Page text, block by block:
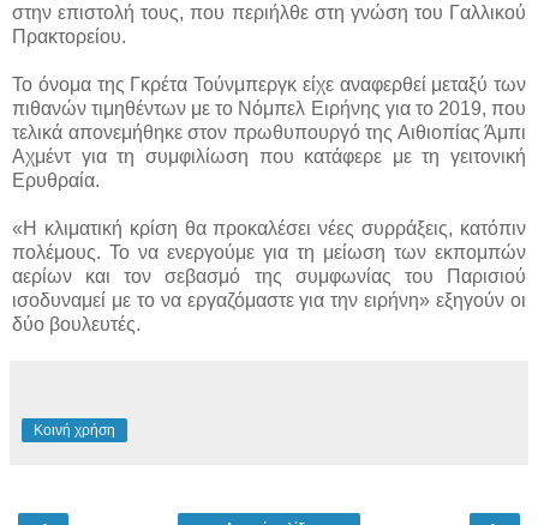
στην επιστολή τους, που περιήλθε στη γνώση του Γαλλικού
Πρακτορείου.
Το όνομα της Γκρέτα Τούνμπεργκ είχε αναφερθεί μεταξύ των
πιθανών τιμηθέντων με το Νόμπελ Ειρήνης για το 2019, που
τελικά απονεμήθηκε στον πρωθυπουργό της Αιθιοπίας Άμπι
Αχμέντ για τη συμφιλίωση που κατάφερε με τη γειτονική
Ερυθραία.
«Η κλιματική κρίση θα προκαλέσει νέες συρράξεις, κατόπιν
πολέμους. Το να ενεργούμε για τη μείωση των εκπομπών
αερίων και τον σεβασμό της συμφωνίας του Παρισιού
ισοδυναμεί με το να εργαζόμαστε για την ειρήνη» εξηγούν οι
δύο βουλευτές.
Κοινή χρήση